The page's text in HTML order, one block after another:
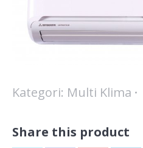
Kategori: Multi Klima
Share this product